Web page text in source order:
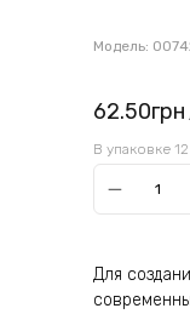
Модель:
62.50грн
В упаковке
Для